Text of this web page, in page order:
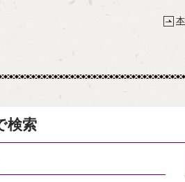
検索